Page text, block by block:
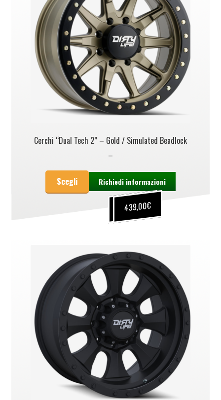
Cerchi “Dual Tech 2” – Gold / Simulated Beadlock
339,00€
–
439,00€
Scegli Richiedi informazioni